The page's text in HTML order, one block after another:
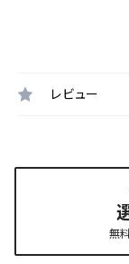
レビュー
無